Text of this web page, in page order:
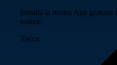
Installa la nostra App gratuita
notizie
Tocca